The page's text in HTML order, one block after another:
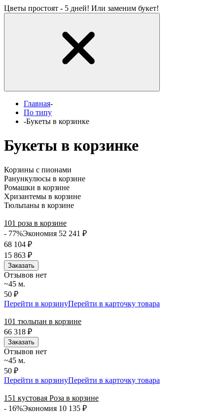
Цветы простоят - 5 дней! Или заменим букет!
Главная-
По типу
-Букеты в корзинке
Букеты в корзинке
Корзины с пионами
Ранункулюсы в корзине
Ромашки в корзине
Хризантемы в корзине
Тюльпаны в корзине
101 роза в корзине
- 77%Экономия 52 241 ₽
68 104 ₽
15 863 ₽
Заказать
Отзывов нет
~45 м.
50 ₽
Перейти в корзинуПерейти в карточку товара
101 тюльпан в корзине
66 318 ₽
Заказать
Отзывов нет
~45 м.
50 ₽
Перейти в корзинуПерейти в карточку товара
151 кустовая Роза в корзине
- 16%Экономия 10 135 ₽